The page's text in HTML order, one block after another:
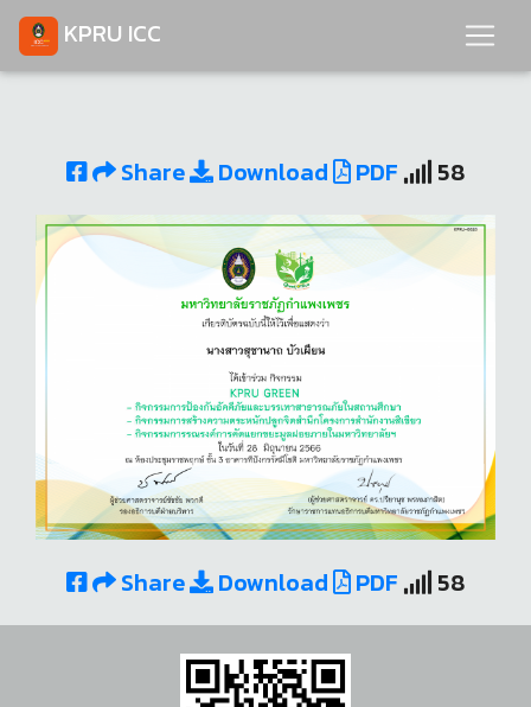
KPRU ICC
Share Download PDF 58
Share Download PDF 58